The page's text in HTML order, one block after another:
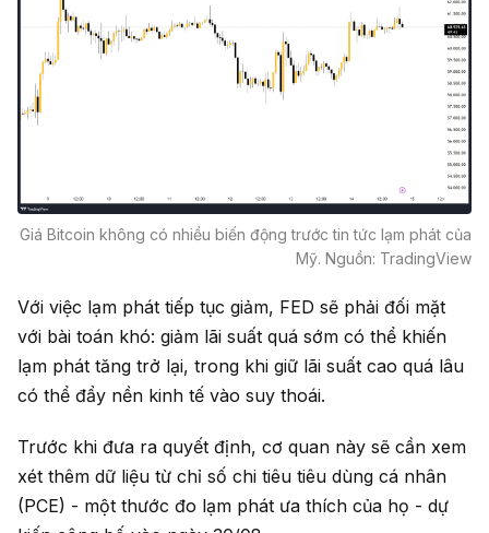
Giá Bitcoin không có nhiều biến động trước tin tức lạm phát của
Mỹ. Nguồn: TradingView
Với việc lạm phát tiếp tục giảm, FED sẽ phải đối mặt
với bài toán khó: giảm lãi suất quá sớm có thể khiến
lạm phát tăng trở lại, trong khi giữ lãi suất cao quá lâu
có thể đẩy nền kinh tế vào suy thoái.
Trước khi đưa ra quyết định, cơ quan này sẽ cần xem
xét thêm dữ liệu từ chỉ số chi tiêu tiêu dùng cá nhân
(PCE) - một thước đo lạm phát ưa thích của họ - dự